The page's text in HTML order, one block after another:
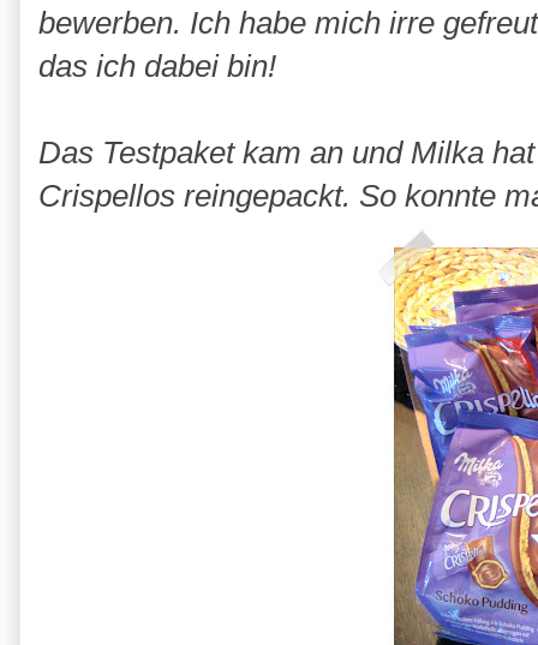
bewerben. Ich habe mich irre
das ich dabei bin!
Das Testpaket kam an und Milka
Crispellos reingepackt. So konnte